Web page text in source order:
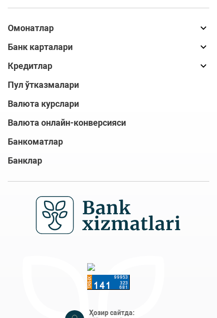
Омонатлар
Банк карталари
Кредитлар
Пул ўтказмалари
Валюта курслари
Валюта онлайн-конверсияси
Банкоматлар
Банклар
Ҳозир сайтда: